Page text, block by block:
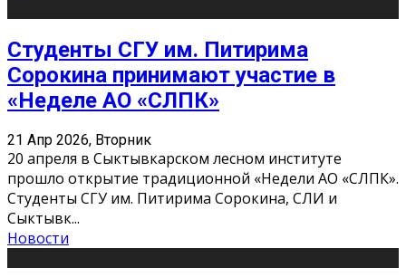
Студенты СГУ им. Питирима
Сорокина принимают участие в
«Неделе АО «СЛПК»
21 Апр 2026, Вторник
20 апреля в Сыктывкарском лесном институте
прошло открытие традиционной «Недели АО «СЛПК».
Студенты СГУ им. Питирима Сорокина, СЛИ и
Сыктывк...
Новости